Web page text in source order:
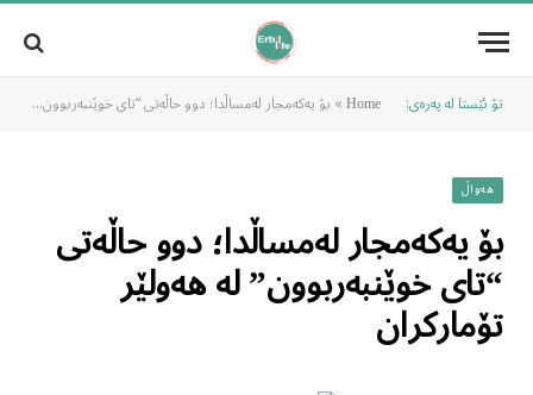
تۆ ئێستا لە پەرەی: Home
» بۆ یەکەمجار لەمساڵدا؛ دوو حاڵەتی “تای خوێنبەربوون” لە هەولێر تۆمارکران
هەواڵ
بۆ یەکەمجار لەمساڵدا؛ دوو حاڵەتی
“تای خوێنبەربوون” لە هەولێر
تۆمارکران